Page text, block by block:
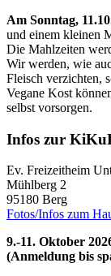
Am Sonntag,
und einem kleinen
Die Mahlzeiten
Wir werden, wie
Fleisch verzichten,
Vegane Kost
selbst vorsorgen.
Infos zur
Ev. Freizeitheim
Mühlberg 2
95180 Berg
Fotos/Infos zum
9.-11. Oktober
(Anmeldung bis